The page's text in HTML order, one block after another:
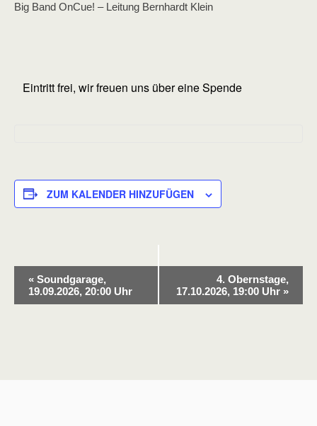
Big Band OnCue! – Leitung Bernhardt Klein
Eintritt frei, wir freuen uns über eine Spende
ZUM KALENDER HINZUFÜGEN
r
« Soundgarage,
19.09.2026, 20:00 Uhr
4. Obernstage,
17.10.2026, 19:00 Uhr »